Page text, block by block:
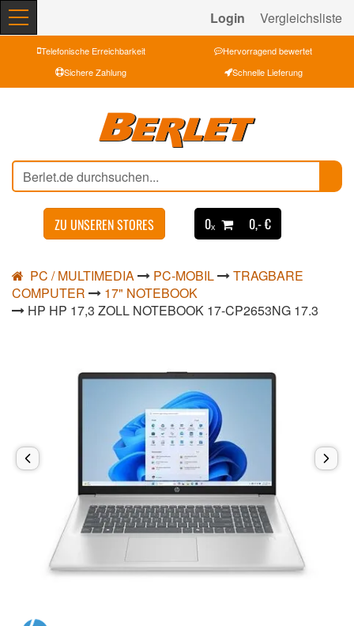
Login Vergleichsliste
Telefonische Erreichbarkeit
Hervorragend bewertet
Sichere Zahlung
Schnelle Lieferung
ZU UNSEREN STORES 0ₓ 0,- €
PC / MULTIMEDIA PC-MOBIL
TRAGBARE
COMPUTER
17" NOTEBOOK
HP HP 17,3 ZOLL NOTEBOOK 17-CP2653NG 17.3